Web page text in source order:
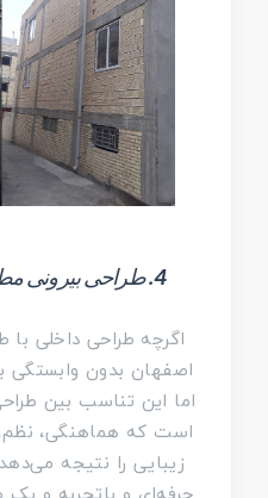
4. طراحی بیرونی مطابق با طراحی داخلی
اگرچه طراحی داخلی
اصفهان بدون وابستگی
اما این تناسب بین
است که هماهنگی،
زیبایی را نتیجه